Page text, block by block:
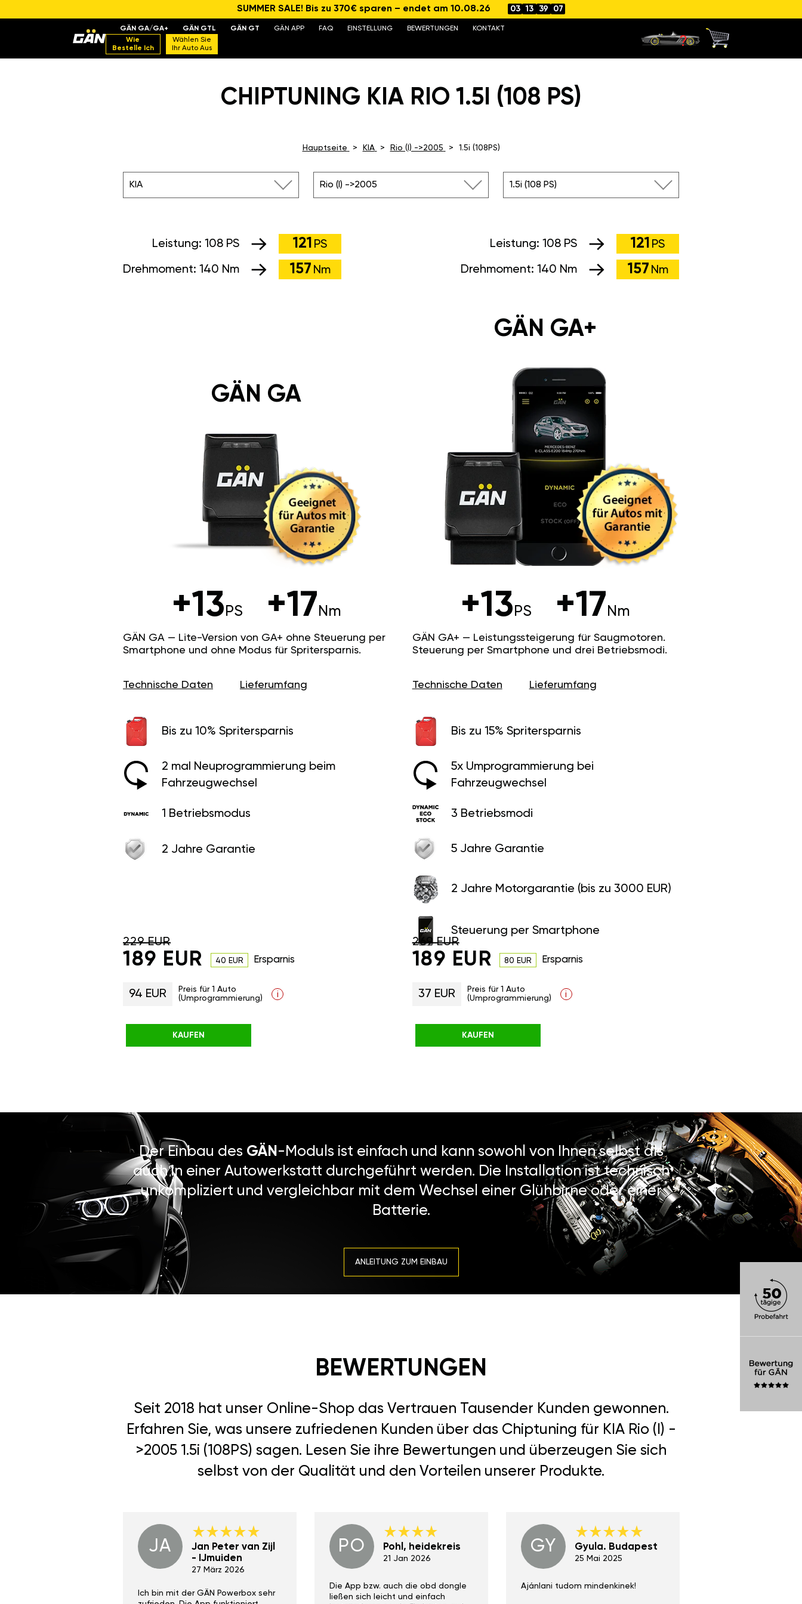
SUMMER SALE! Bis zu 370€ sparen – endet am 10.08.26 03 13 39 06
GÄN GA/GA+ GÄN GTL GÄN GT GÄN APP FAQ EINSTELLUNG BEWERTUNGEN
KONTAKT
Wie
Bestelle Ich
Wählen Sie
Ihr Auto Aus
CHIPTUNING KIA RIO 1.5I (108 PS)
Hauptseite KIA Rio (I) ->2005 1.5i (108PS)
KIA Rio (I) ->2005 1.5i (108 PS)
Leistung: 108 PS 121 PS
Drehmoment: 140 Nm 157 Nm
Leistung: 108 PS 121 PS
Drehmoment: 140 Nm 157 Nm
GÄN GA+
+13PS +17Nm
GÄN GA+ — Leistungssteigerung für Saugmotoren.
Steuerung per Smartphone und drei Betriebsmodi.
Technische Daten Lieferumfang
Bis zu 15% Spritersparnis
5x Umprogrammierung bei
Fahrzeugwechsel
3 Betriebsmodi
5 Jahre Garantie
2 Jahre Motorgarantie (bis zu 3000 EUR)
Steuerung per Smartphone
269 EUR
189 EUR 80 EUR Ersparnis
37 EUR
Preis für 1 Auto
(Umprogrammierung)
i
KAUFEN
GÄN GA
+13PS +17Nm
GÄN GA — Lite-Version von GA+ ohne Steuerung per
Smartphone und ohne Modus für Spritersparnis.
Technische Daten Lieferumfang
Bis zu 10% Spritersparnis
2 mal Neuprogrammierung beim
Fahrzeugwechsel
1 Betriebsmodus
2 Jahre Garantie
229 EUR
189 EUR 40 EUR Ersparnis
94 EUR
Preis für 1 Auto
(Umprogrammierung)
i
KAUFEN
Der Einbau des GÄN-Moduls ist einfach und kann sowohl von Ihnen selbst als
auch in einer Autowerkstatt durchgeführt werden. Die Installation ist technisch
unkompliziert und vergleichbar mit dem Wechsel einer Glühbirne oder einer
Batterie.
ANLEITUNG ZUM EINBAU
BEWERTUNGEN
Seit 2018 hat unser Online-Shop das Vertrauen Tausender Kunden gewonnen.
Erfahren Sie, was unsere zufriedenen Kunden über das Chiptuning für KIA Rio (I) -
>2005 1.5i (108PS) sagen. Lesen Sie ihre Bewertungen und überzeugen Sie sich
selbst von der Qualität und den Vorteilen unserer Produkte.
JA
Jan Peter van Zijl
- IJmuiden
27 März 2026
Ich bin mit der GÄN Powerbox sehr
PO Pohl, heidekreis
21 Jan 2026
Die App bzw. auch die obd dongle
ließen sich leicht und einfach
GY Gyula. Budapest
25 Mai 2025
Ajánlani tudom mindenkinek!